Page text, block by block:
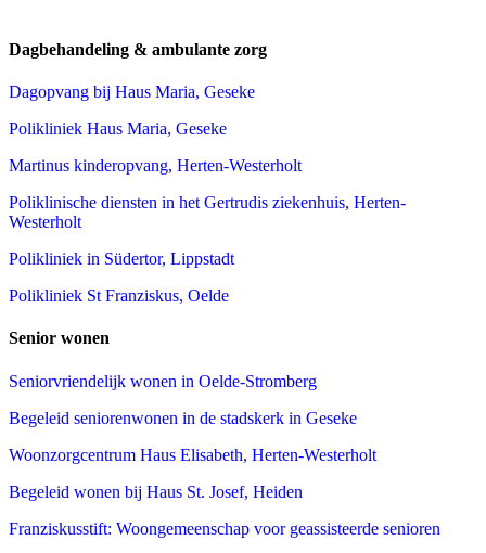
Dagbehandeling & ambulante zorg
Dagopvang bij Haus Maria, Geseke
Polikliniek Haus Maria, Geseke
Martinus kinderopvang, Herten-Westerholt
Poliklinische diensten in het Gertrudis ziekenhuis, Herten-
Westerholt
Polikliniek in Südertor, Lippstadt
Polikliniek St Franziskus, Oelde
Senior wonen
Seniorvriendelijk wonen in Oelde-Stromberg
Begeleid seniorenwonen in de stadskerk in Geseke
Woonzorgcentrum Haus Elisabeth, Herten-Westerholt
Begeleid wonen bij Haus St. Josef, Heiden
Franziskusstift: Woongemeenschap voor geassisteerde senioren